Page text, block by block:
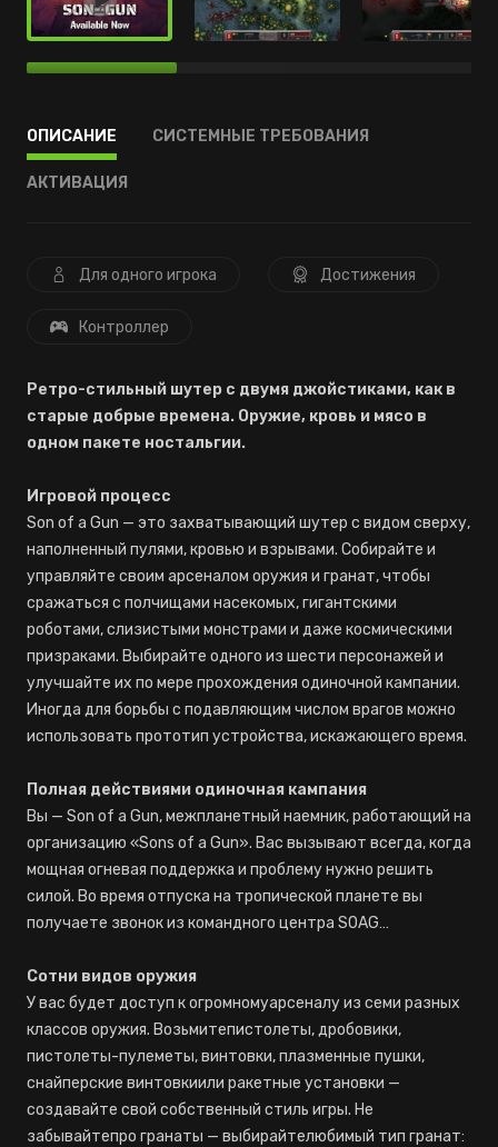
ОПИСАНИЕ СИСТЕМНЫЕ ТРЕБОВАНИЯ
АКТИВАЦИЯ
Для одного игрока Достижения
Контроллер
Ретро-стильный шутер с двумя джойстиками, как в
старые добрые времена. Оружие, кровь и мясо в
одном пакете ностальгии.
Игровой процесс
Son of a Gun — это захватывающий шутер с видом сверху,
наполненный пулями, кровью и взрывами. Собирайте и
управляйте своим арсеналом оружия и гранат, чтобы
сражаться с полчищами насекомых, гигантскими
роботами, слизистыми монстрами и даже космическими
призраками. Выбирайте одного из шести персонажей и
улучшайте их по мере прохождения одиночной кампании.
Иногда для борьбы с подавляющим числом врагов можно
использовать прототип устройства, искажающего время.
Полная действиями одиночная кампания
Вы — Son of a Gun, межпланетный наемник, работающий на
организацию «Sons of a Gun». Вас вызывают всегда, когда
мощная огневая поддержка и проблему нужно решить
силой. Во время отпуска на тропической планете вы
получаете звонок из командного центра SOAG…
Сотни видов оружия
У вас будет доступ к огромномуарсеналу из семи разных
классов оружия. Возьмитепистолеты, дробовики,
пистолеты-пулеметы, винтовки, плазменные пушки,
снайперские винтовкиили ракетные установки —
создавайте свой собственный стиль игры. Не
забывайтепро гранаты — выбирайтелюбимый тип гранат: